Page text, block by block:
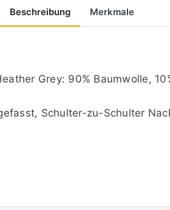
Beschreibung Merkmale
Grey: 90% Baumwolle,
Schulter-zu-Schulter